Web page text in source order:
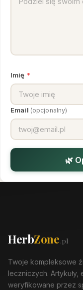
Imię *
Email (opcjonalny)
🌿
HerbZone.pl
Twoje kompleksowe
leczniczych.
weryfikowane przez